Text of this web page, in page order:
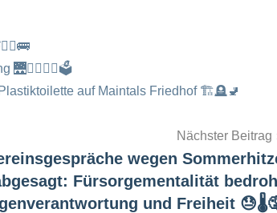
🌉🚶‍♀️🚴‍♂️🗳️
auf Maintals Friedhof 🏗️🪦🚽
Nächster Beitrag
wegen
Fürsorgementalität
und Freiheit